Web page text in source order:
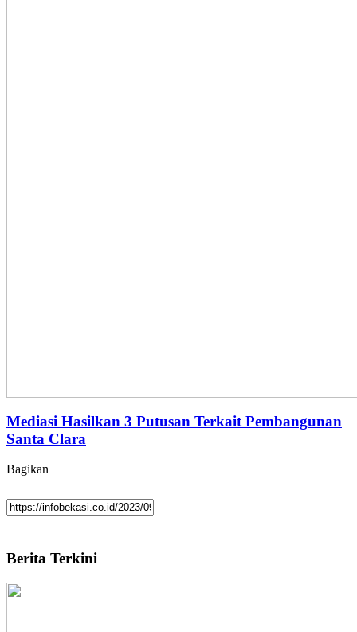
Mediasi Hasilkan 3 Putusan Terkait Pembangunan
Santa Clara
Bagikan
Berita Terkini